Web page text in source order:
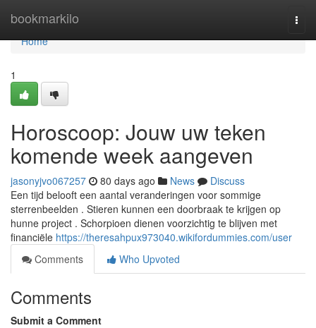
bookmarkilo
Home
Home
1
Horoscoop: Jouw uw teken
komende week aangeven
jasonyjvo067257 80 days ago News
Discuss
Een tijd belooft een aantal veranderingen voor sommige
sterrenbeelden . Stieren kunnen een doorbraak te krijgen op
hunne project . Schorpioen dienen voorzichtig te blijven met
financiële https://theresahpux973040.wikifordummies.com/user
Comments
Who Upvoted
Comments
Submit a Comment